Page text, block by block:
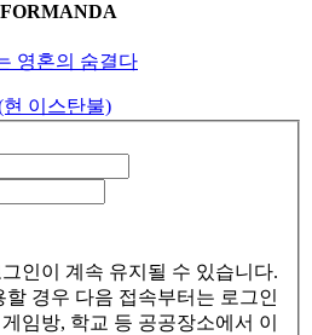
영혼의 숨결다
인이 계속 유지될 수 있습니다.
경우 다음 접속부터는 로그인
임방, 학교 등 공공장소에서 이